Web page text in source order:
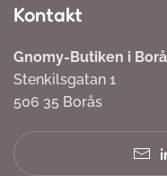
Kontakt
Gnomy-Butiken i
Stenkilsgatan 1
506 35 Borås